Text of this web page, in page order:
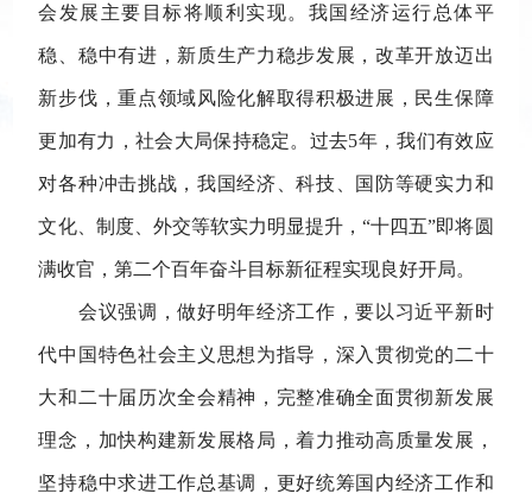
会发展主要目标将顺利实现。我国经济运行总体平
稳、稳中有进，新质生产力稳步发展，改革开放迈出
新步伐，重点领域风险化解取得积极进展，民生保障
更加有力，社会大局保持稳定。过去5年，我们有效应
对各种冲击挑战，我国经济、科技、国防等硬实力和
文化、制度、外交等软实力明显提升，“十四五”即将圆
满收官，第二个百年奋斗目标新征程实现良好开局。
会议强调，做好明年经济工作，要以习近平新时
代中国特色社会主义思想为指导，深入贯彻党的二十
大和二十届历次全会精神，完整准确全面贯彻新发展
理念，加快构建新发展格局，着力推动高质量发展，
坚持稳中求进工作总基调，更好统筹国内经济工作和